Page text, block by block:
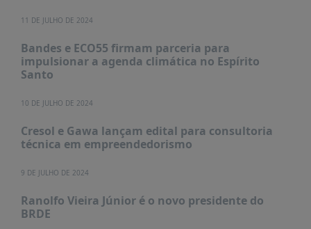
PRÊMIO
ABDE-
PRÊMIO
DE
JORNALISMO
SABER
CONTATO
11 DE JULHO DE 2024
Bandes e ECO55 firmam parceria para
impulsionar a agenda climática no Espírito
Santo
10 DE JULHO DE 2024
Cresol e Gawa lançam edital para consultoria
técnica em empreendedorismo
9 DE JULHO DE 2024
Ranolfo Vieira Júnior é o novo presidente do
BRDE